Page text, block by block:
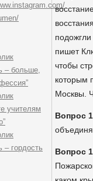
– больше,
учителям
– гордость
пишет
чтобы
которым
Москвы.
Вопрос
Вопрос